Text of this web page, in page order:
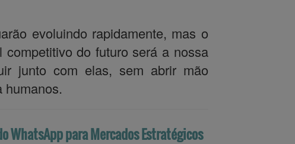
evoluindo rapidamente, mas o
competitivo do futuro será a nossa
junto com elas, sem abrir mão
humanos.
WhatsApp para Mercados Estratégicos